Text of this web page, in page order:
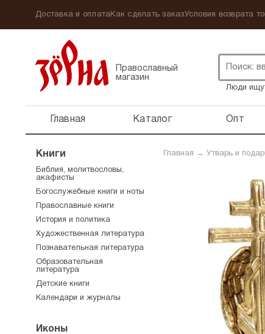
Доставка и оплатаКак сделать заказУсловия возврата
Православный
магазин
Люди
Главная Каталог Опт
Главная → Утварь и
Книги
Библия, молитвословы,
акафисты
Богослужебные книги и ноты
Православные книги
История и политика
Художественная литература
Познавательная литература
Образовательная
литература
Детские книги
Календари и журналы
Иконы